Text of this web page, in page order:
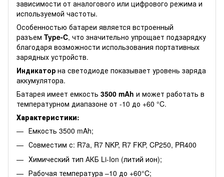
зависимости от аналогового или цифрового режима и
используемой частоты.
Особенностью батареи является встроенный
разъем Type-C, что значительно упрощает подзарядку
благодаря возможности использования портативных
зарядных устройств.
Индикатор на светодиоде показывает уровень заряда
аккумулятора.
Батарея имеет емкость 3500 mAh и может работать в
температурном диапазоне от -10 до +60 °C.
Характеристики:
Емкость 3500 mAh;
Совместим с: R7a, R7 NKP, R7 FKP, CP250, PR400
Химический тип АКБ Li-Ion (литий ион);
Рабочая температура –10 до +60°C;